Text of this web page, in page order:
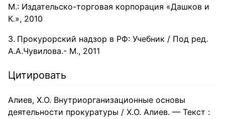
М.: Издательско-торговая корпорация «Дашков и
К.», 2010
Прокурорский надзор в РФ: Учебник / Под ред.
А.А.Чувилова.- М., 2011
Цитировать
Алиев, Х.О. Внутриорганизационные основы
деятельности прокуратуры / Х.О. Алиев. — Текст :